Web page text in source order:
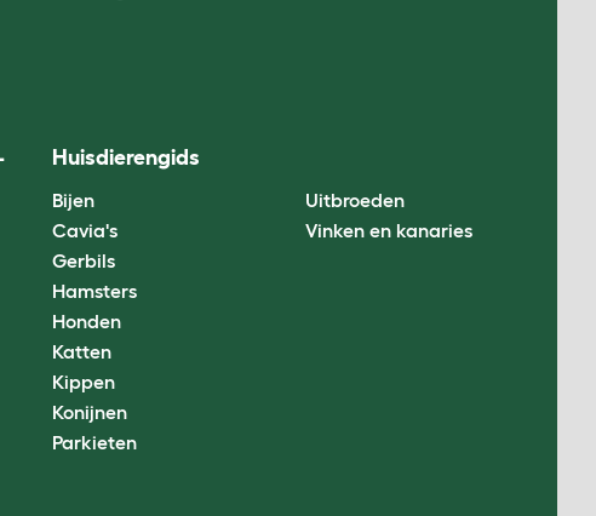
Huisdierengids
Bijen
Cavia's
Gerbils
Hamsters
Honden
Katten
Kippen
Konijnen
Parkieten
Uitbroeden
Vinken en kanaries